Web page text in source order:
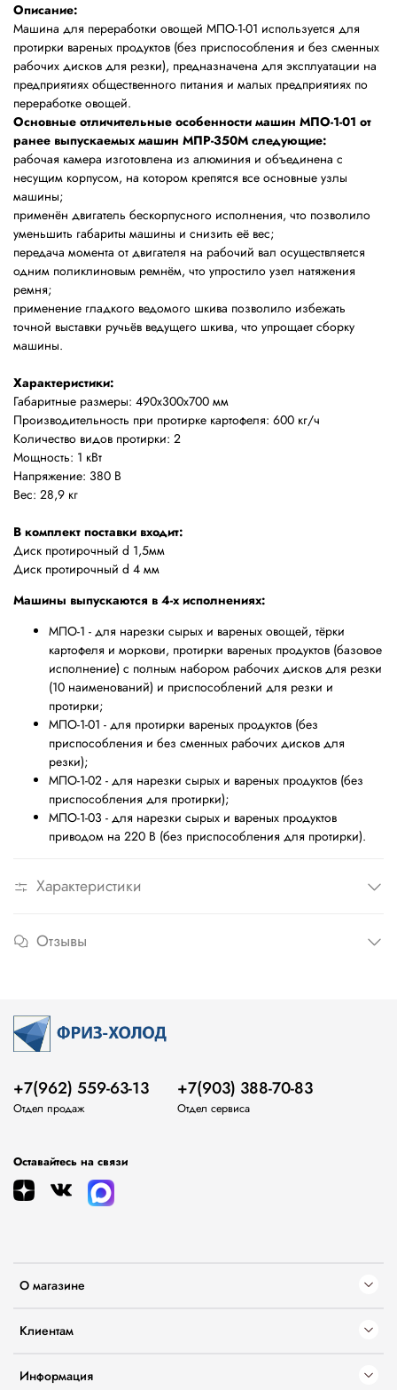
Описание:
Машина для переработки овощей МПО-1-01 используется для
протирки вареных продуктов (без приспособления и без сменных
рабочих дисков для резки), предназначена для эксплуатации на
предприятиях общественного питания и малых предприятиях по
переработке овощей.
Основные отличительные особенности машин МПО-1-01 от
ранее выпускаемых машин МПР-350М следующие:
рабочая камера изготовлена из алюминия и объединена с
несущим корпусом, на котором крепятся все основные узлы
машины;
применён двигатель бескорпусного исполнения, что позволило
уменьшить габариты машины и снизить её вес;
передача момента от двигателя на рабочий вал осуществляется
одним поликлиновым ремнём, что упростило узел натяжения
ремня;
применение гладкого ведомого шкива позволило избежать
точной выставки ручьёв ведущего шкива, что упрощает сборку
машины.
Характеристики:
Габаритные размеры: 490х300х700 мм
Производительность при протирке картофеля: 600 кг/ч
Количество видов протирки: 2
Мощность: 1 кВт
Напряжение: 380 В
Вес: 28,9 кг
В комплект поставки входит:
Диск протирочный d 1,5мм
Диск протирочный d 4 мм
Машины выпускаются в 4-х исполнениях:
МПО-1 - для нарезки сырых и вареных овощей, тёрки
картофеля и моркови, протирки вареных продуктов (базовое
исполнение) с полным набором рабочих дисков для резки
(10 наименований) и приспособлений для резки и
протирки;
МПО-1-01 - для протирки вареных продуктов (без
приспособления и без сменных рабочих дисков для
резки);
МПО-1-02 - для нарезки сырых и вареных продуктов (без
приспособления для протирки);
МПО-1-03 - для нарезки сырых и вареных продуктов
приводом на 220 В (без приспособления для протирки).
Характеристики
Отзывы
О магазине
Клиентам
Информация
+7(962) 559-63-13
Отдел продаж
+7(903) 388-70-83
Отдел сервиса
Оставайтесь на связи